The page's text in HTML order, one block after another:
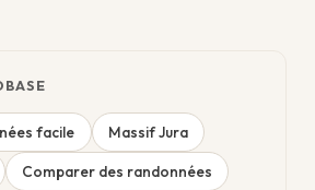
facile Massif Jura
Comparer des randonnées